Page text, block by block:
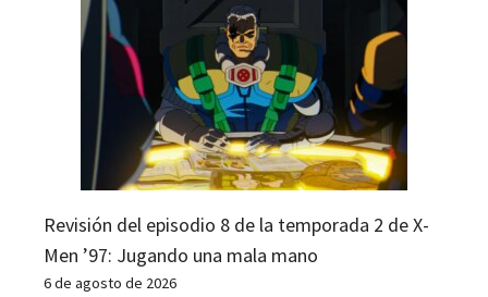
Revisión del episodio 8 de la temporada 2 de X-
Men ’97: Jugando una mala mano
6 de agosto de 2026